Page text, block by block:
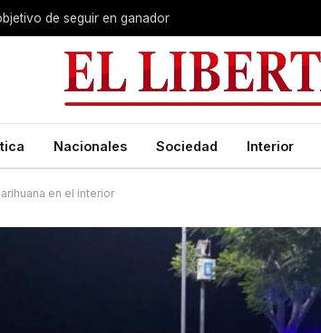
de seguir en ganador
Nacionales Sociedad Interior
en el interior